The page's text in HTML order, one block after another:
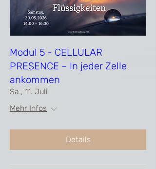
Modul 5 - CELLULAR
PRESENCE – In jeder Zelle
ankommen
Sa., 11. Juli
Mehr Infos
Details